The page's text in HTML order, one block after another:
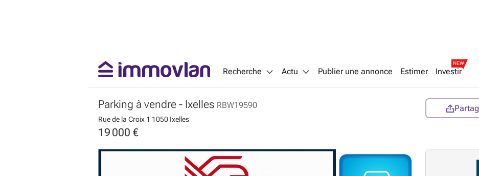
Recherche Actu Publier une annonce Estimer Investir
NEW
Parking à vendre - Ixelles RBW19590
Rue de la Croix 1 1050 Ixelles
19 000 €